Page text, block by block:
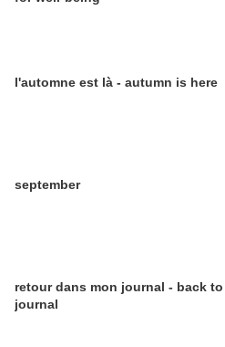
l'automne est là - autumn is here
september
retour dans mon journal - back to
journal